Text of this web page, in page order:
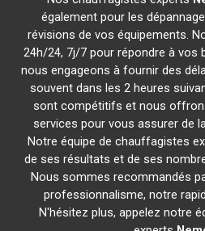
également pour les
révisions de vos équipements.
24h/24, 7j/7 pour répondre à vos
nous engageons à fournir des
souvent dans les 2 heures
sont compétitifs et nous
services pour vous assurer de
Notre équipe de chauffagistes
de ses résultats et de ses
Nous sommes recommandés
professionnalisme, notre
N'hésitez plus, appelez notre